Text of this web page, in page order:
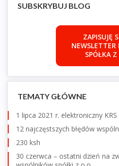
SUBSKRYBUJ BLOG
ZAPISUJĘ
NEWSLETTER
SPÓŁKA
TEMATY GŁÓWNE
1 lipca 2021 r. elektroniczny KRS
12 najczęstszych błędów
230 ksh
30 czerwca – ostatni dzień na